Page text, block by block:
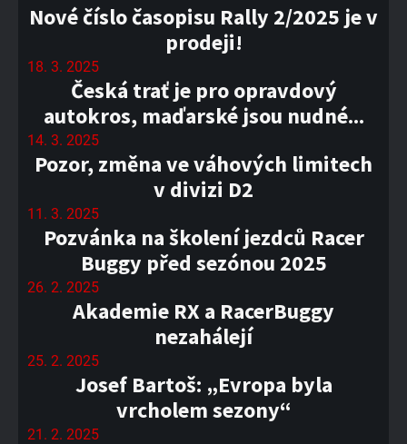
Nové číslo časopisu Rally 2/2025 je v
prodeji!
18. 3. 2025
Česká trať je pro opravdový
autokros, maďarské jsou nudné...
14. 3. 2025
Pozor, změna ve váhových limitech
v divizi D2
11. 3. 2025
Pozvánka na školení jezdců Racer
Buggy před sezónou 2025
26. 2. 2025
Akademie RX a RacerBuggy
nezahálejí
25. 2. 2025
Josef Bartoš: „Evropa byla
vrcholem sezony“
21. 2. 2025